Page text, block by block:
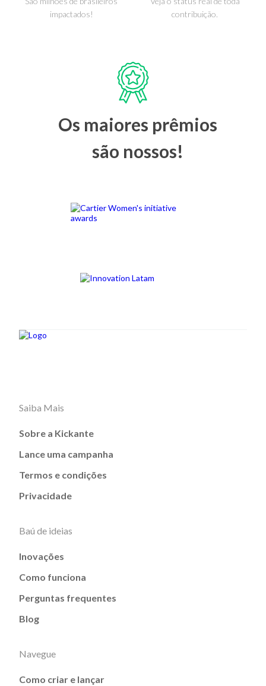
impactados!
contribuição.
Os maiores prêmios
são nossos!
Saiba Mais
Sobre a Kickante
Lance uma campanha
Termos e condições
Privacidade
Baú de ideias
Inovações
Como funciona
Perguntas frequentes
Blog
Navegue
Como criar e lançar